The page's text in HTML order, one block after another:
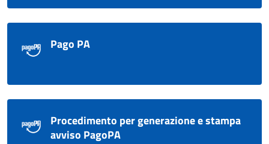
Pago PA
Procedimento per generazione e stampa
avviso PagoPA